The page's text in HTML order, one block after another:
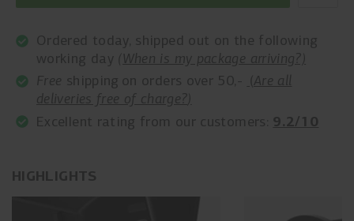
HIGHLIGHTS
Ordered today, shipped out on the following
working day (When is my package arriving?)
Free shipping on orders over 50,- (Are all
deliveries free of charge?)
Excellent rating from our customers: 9.2/10